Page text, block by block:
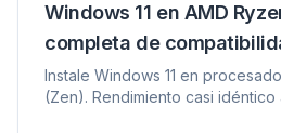
Windows 11 en AMD
completa de
Instale Windows 11 en
(Zen). Rendimiento casi